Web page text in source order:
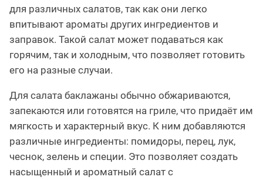
для различных салатов, так как они легко
впитывают ароматы других ингредиентов и
заправок. Такой салат может подаваться как
горячим, так и холодным, что позволяет готовить
его на разные случаи.
Для салата баклажаны обычно обжариваются,
запекаются или готовятся на гриле, что придаёт им
мягкость и характерный вкус. К ним добавляются
различные ингредиенты: помидоры, перец, лук,
чеснок, зелень и специи. Это позволяет создать
насыщенный и ароматный салат с